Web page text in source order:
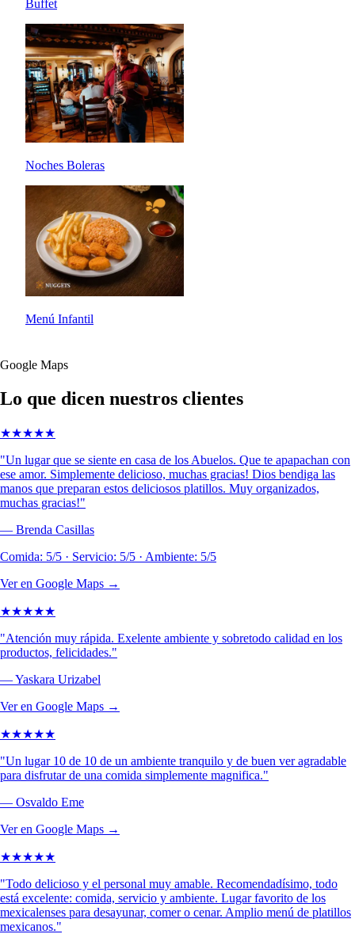
Buffet
Noches Boleras
Menú Infantil
Google Maps
Lo que dicen nuestros clientes
★★★★★
"Un lugar que se siente en casa de los Abuelos. Que te apapachan con
ese amor. Simplemente delicioso, muchas gracias! Dios bendiga las
manos que preparan estos deliciosos platillos. Muy organizados,
muchas gracias!"
— Brenda Casillas
Comida: 5/5 · Servicio: 5/5 · Ambiente: 5/5
Ver en Google Maps →
★★★★★
"Atención muy rápida. Exelente ambiente y sobretodo calidad en los
productos, felicidades."
—Yaskara Urizabel
Ver en Google Maps →
★★★★★
"Un lugar 10 de 10 de un ambiente tranquilo y de buen ver agradable
para disfrutar de una comida simplemente magnifica."
— Osvaldo Eme
Ver en Google Maps →
★★★★★
"Todo delicioso y el personal muy amable. Recomendadísimo, todo
está excelente: comida, servicio y ambiente. Lugar favorito de los
mexicalenses para desayunar, comer o cenar. Amplio menú de platillos
mexicanos."